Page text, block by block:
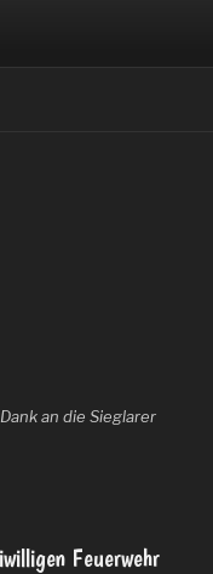
an die Sieglarer
Feuerwehr